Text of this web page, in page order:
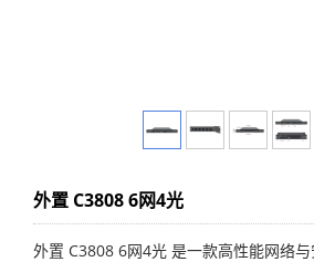
外置 C3808 6网4光
外置 C3808 6网4光 是一款高性能网络